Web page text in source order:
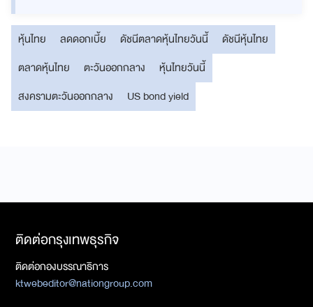
หุ้นไทย ลดดอกเบี้ย ดัชนีตลาดหุ้นไทยวันนี้
ดัชนีหุ้นไทย
ตลาดหุ้นไทย
ตะวันออกกลาง
หุ้นไทยวันนี้
สงครามตะวันออกกลาง
US bond yield
ติดต่อกรุงเทพธุรกิจ
ติดต่อกองบรรณาธิการ
ktwebeditor@nationgroup.com